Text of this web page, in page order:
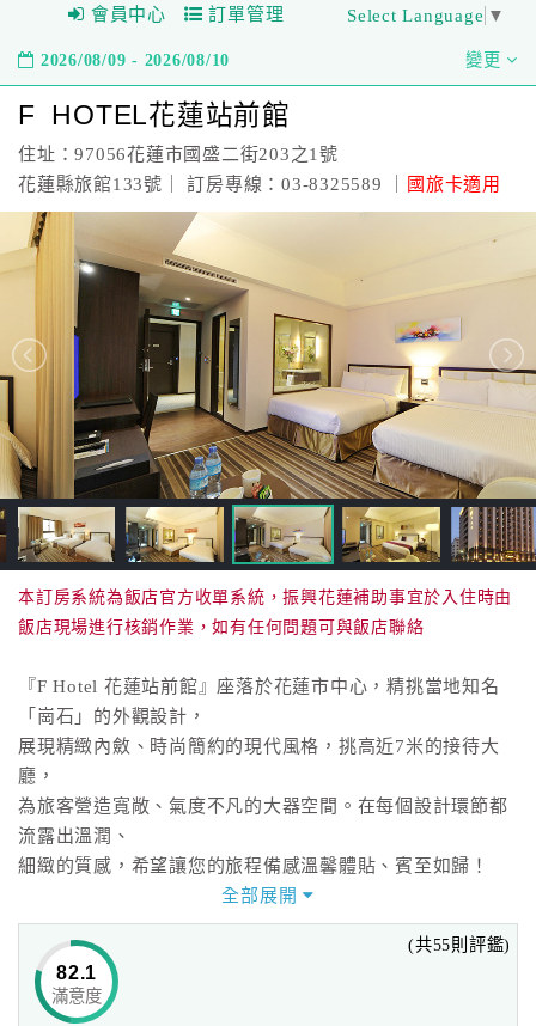
會員中心 訂單管理 Select Language ▼
2026/08/09 - 2026/08/10 變更
F HOTEL花蓮站前館
住址：97056花蓮市國盛二街203之1號
花蓮縣旅館133號｜ 訂房專線：03-8325589 ｜
國旅卡適用
本訂房系統為飯店官方收單系統，振興花蓮補助事宜於入住時由
飯店現場進行核銷作業，如有任何問題可與飯店聯絡
『F Hotel 花蓮站前館』座落於花蓮市中心，精挑當地知名
「崗石」的外觀設計，
展現精緻內斂、時尚簡約的現代風格，挑高近7米的接待大
廳，
為旅客營造寬敞、氣度不凡的大器空間。在每個設計環節都
流露出溫潤、
細緻的質感，希望讓您的旅程備感溫馨體貼、賓至如歸！
飯店距火車站約3分鐘、機場約15分鐘車程，鄰近花蓮港，
到各旅遊景點交通便捷；
來到美麗的東台灣，擁抱山、海綺麗壯闊的景緻，更不可錯
過花蓮精緻商旅新地標。
全部展開
82.1
滿意度
(共55則評鑑)